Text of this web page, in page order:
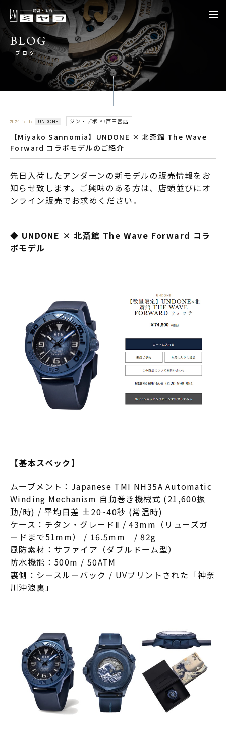
BLOG
ブログ
2024.12.02 UNDONE ジン・デポ 神戸三宮店
【Miyako Sannomia】UNDONE × 北斎館 The Wave
Forward コラボモデルのご紹介
先日入荷したアンダーンの新モデルの販売情報をお
知らせ致します。ご興味のある方は、店頭並びにオ
ンライン販売でお求めください。
◆ UNDONE × 北斎館 The Wave Forward コラ
ボモデル
【基本スペック】
ムーブメント：Japanese TMI NH35A Automatic
Winding Mechanism 自動巻き機械式 (21,600振
動/時) / 平均日差 ±20~40秒 (常温時)
ケース：チタン・グレードⅡ / 43mm（リューズガ
ードまで51mm） / 16.5mm / 82g
風防素材：サファイア（ダブルドーム型）
防水機能：500m / 50ATM
裏側：シースルーバック / UVプリントされた「神奈
川沖浪裏」